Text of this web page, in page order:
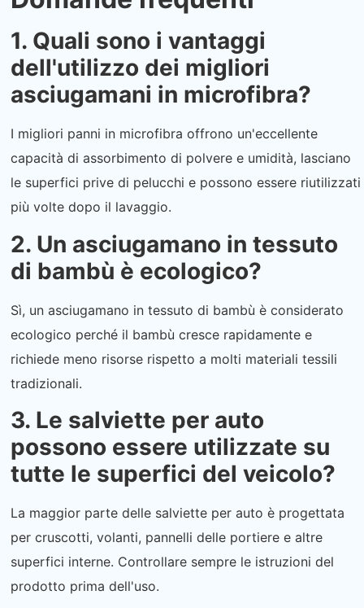
1. Quali sono i vantaggi
dell'utilizzo dei migliori
asciugamani in microfibra?
I migliori panni in microfibra offrono un'eccellente
capacità di assorbimento di polvere e umidità, lasciano
le superfici prive di pelucchi e possono essere riutilizzati
più volte dopo il lavaggio.
2. Un asciugamano in tessuto
di bambù è ecologico?
Sì, un asciugamano in tessuto di bambù è considerato
ecologico perché il bambù cresce rapidamente e
richiede meno risorse rispetto a molti materiali tessili
tradizionali.
3. Le salviette per auto
possono essere utilizzate su
tutte le superfici del veicolo?
La maggior parte delle salviette per auto è progettata
per cruscotti, volanti, pannelli delle portiere e altre
superfici interne. Controllare sempre le istruzioni del
prodotto prima dell'uso.